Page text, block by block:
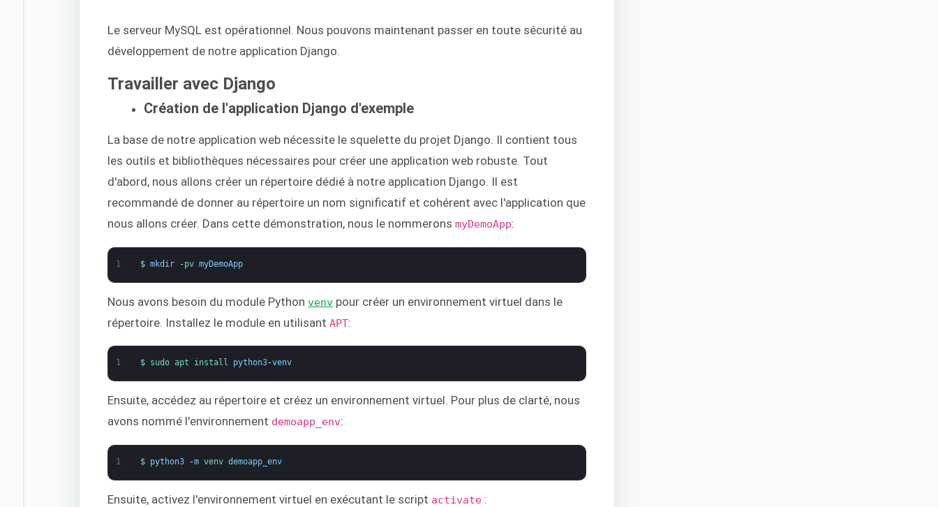
Le serveur MySQL est opérationnel. Nous pouvons maintenant passer en toute sécurité au
développement de notre application Django.
Travailler avec Django
Création de l'application Django d'exemple
La base de notre application web nécessite le squelette du projet Django. Il contient tous
les outils et bibliothèques nécessaires pour créer une application web robuste. Tout
d'abord, nous allons créer un répertoire dédié à notre application Django. Il est
recommandé de donner au répertoire un nom significatif et cohérent avec l'application que
nous allons créer. Dans cette démonstration, nous le nommeronsmyDemoApp:
1 $ mkdir -pv myDemoApp
Nous avons besoin du module Pythonvenv pour créer un environnement virtuel dans le
répertoire. Installez le module en utilisantAPT:
1 $ sudo apt install python3-venv
Ensuite, accédez au répertoire et créez un environnement virtuel. Pour plus de clarté, nous
avons nommé l'environnement demoapp_env:
1 $ python3 -m venv demoapp_env
Ensuite, activez l'environnement virtuel en exécutant le script activate :